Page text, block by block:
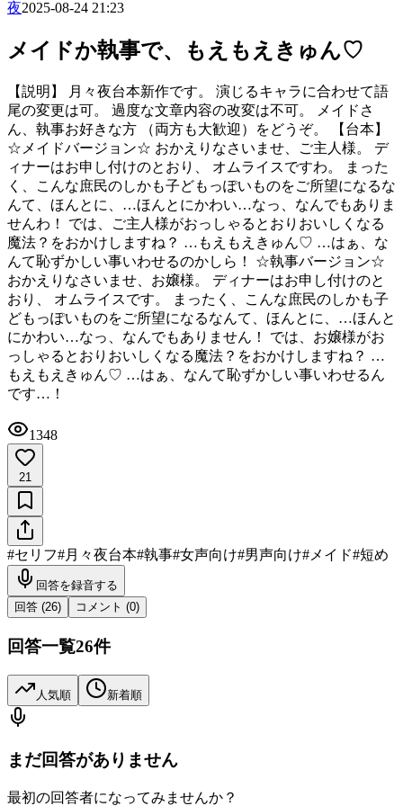
夜2025-08-24 21:23
メイドか執事で、もえもえきゅん♡
【説明】 月々夜台本新作です。 演じるキャラに合わせて語
尾の変更は可。 過度な文章内容の改変は不可。 メイドさ
ん、執事お好きな方 （両方も大歓迎）をどうぞ。 【台本】
☆メイドバージョン☆ おかえりなさいませ、ご主人様。 デ
ィナーはお申し付けのとおり、 オムライスですわ。 まった
く、こんな庶民のしかも子どもっぽいものをご所望になるな
んて、ほんとに、…ほんとにかわい…なっ、なんでもありま
せんわ！ では、ご主人様がおっしゃるとおりおいしくなる
魔法？をおかけしますね？ …もえもえきゅん♡ …はぁ、な
んて恥ずかしい事いわせるのかしら！ ☆執事バージョン☆
おかえりなさいませ、お嬢様。 ディナーはお申し付けのと
おり、 オムライスです。 まったく、こんな庶民のしかも子
どもっぽいものをご所望になるなんて、ほんとに、…ほんと
にかわい…なっ、なんでもありません！ では、お嬢様がお
っしゃるとおりおいしくなる魔法？をおかけしますね？ …
もえもえきゅん♡ …はぁ、なんて恥ずかしい事いわせるん
です…！
1348
21
#セリフ#月々夜台本#執事#女声向け#男声向け# メイド#短め
回答を録音する
回答 (26) コメント (0)
回答一覧26件
人気順 新着順
まだ回答がありません
最初の回答者になってみませんか？